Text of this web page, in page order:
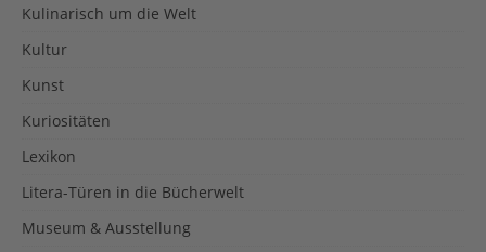
Kulinarisch um die Welt
Kultur
Kunst
Kuriositäten
Lexikon
Litera-Türen in die Bücherwelt
Museum & Ausstellung